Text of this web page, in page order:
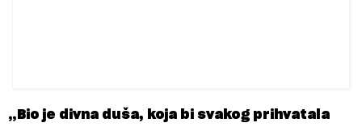
„Bio je divna duša, koja bi svakog prihvatala